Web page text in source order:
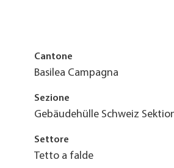
Cantone
Basilea Campagna
Sezione
Gebäudehülle Schweiz
Settore
Tetto a falde